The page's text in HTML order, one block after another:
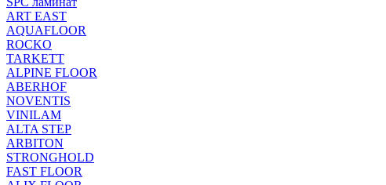
ART EAST
AQUAFLOOR
ROCKO
TARKETT
ALPINE FLOOR
ABERHOF
NOVENTIS
VINILAM
ALTA STEP
ARBITON
STRONGHOLD
FAST FLOOR